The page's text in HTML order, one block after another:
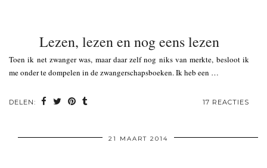
Lezen, lezen en nog eens lezen
Toen ik net zwanger was, maar daar zelf nog niks van merkte, besloot ik
me onder te dompelen in de zwangerschapsboeken. Ik heb een …
DELEN: 17 REACTIES
21 MAART 2014